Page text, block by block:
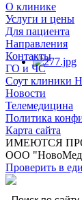
О клинике
Услуги и цены
Для пациента
Направления
Контакты
ГО и ЧС
Соут клиники
Новости
Телемедицина
Политика
Карта сайта
ИМЕЮТСЯ
ООО "НовоМед".
Проверить в